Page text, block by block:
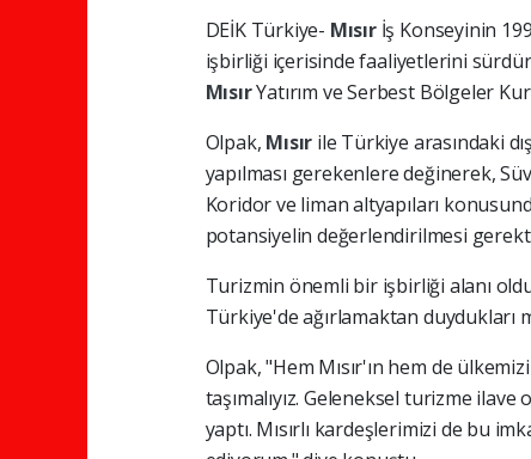
DEİK Türkiye- Mısır İş Konseyinin
işbirliği içerisinde faaliyetlerini
MısırYatırım ve Serbest Bölgeler
Olpak, Mısır ile Türkiye arasındaki
yapılması gerekenlere değinerek,
Koridor ve liman altyapıları
potansiyelin değerlendirilmesi
Turizmin önemli bir işbirliği alanı
Türkiye'de ağırlamaktan duydukları
Olpak, "Hem Mısır'ın hem de
taşımalıyız. Geleneksel turizme
yaptı. Mısırlı kardeşlerimizi de bu